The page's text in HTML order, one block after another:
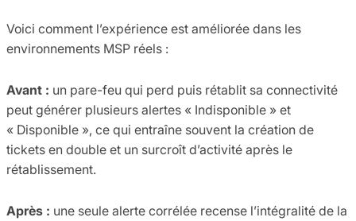
Voici comment l’expérience est améliorée dans les
environnements MSP réels :
Avant : un pare-feu qui perd puis rétablit sa connectivité
peut générer plusieurs alertes « Indisponible » et
« Disponible », ce qui entraîne souvent la création de
tickets en double et un surcroît d’activité après le
rétablissement.
Après : une seule alerte corrélée recense l’intégralité de la